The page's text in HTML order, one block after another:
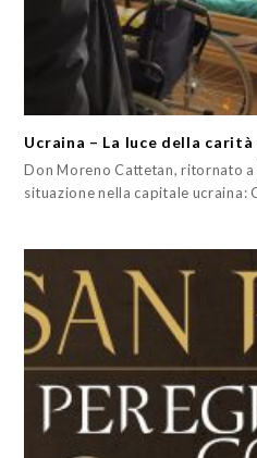
Ucraina – La luce della
Don Moreno Cattetan, ritornato a
situazione nella capitale ucraina: